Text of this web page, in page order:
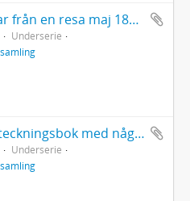
[Anteckningar från en resa maj 1899]. Blad i början och slutet utskurna.
Underserie
Oanvänd anteckningsbok med några noteringar i första pärmen. Ett blad utrivet och marg.-registr. förstört.
Underserie